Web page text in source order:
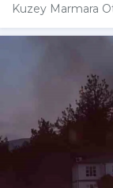
Kuzey Marmara